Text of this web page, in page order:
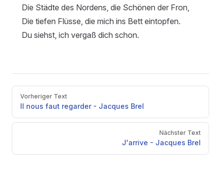
Die Städte des Nordens, die Schönen der Fron,
Die tiefen Flüsse, die mich ins Bett eintopfen.
Du siehst, ich vergaß dich schon.
PagerVorheriger Text
Il nous faut regarder - Jacques Brel
Nächster Text
J'arrive - Jacques Brel